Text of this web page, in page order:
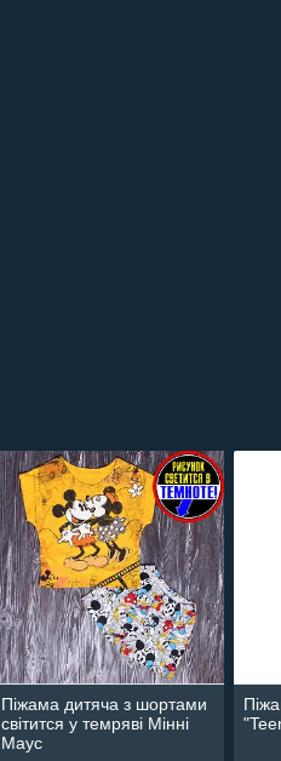
Піжама дитяча з шортами
світится у темряві Мінні
Маус